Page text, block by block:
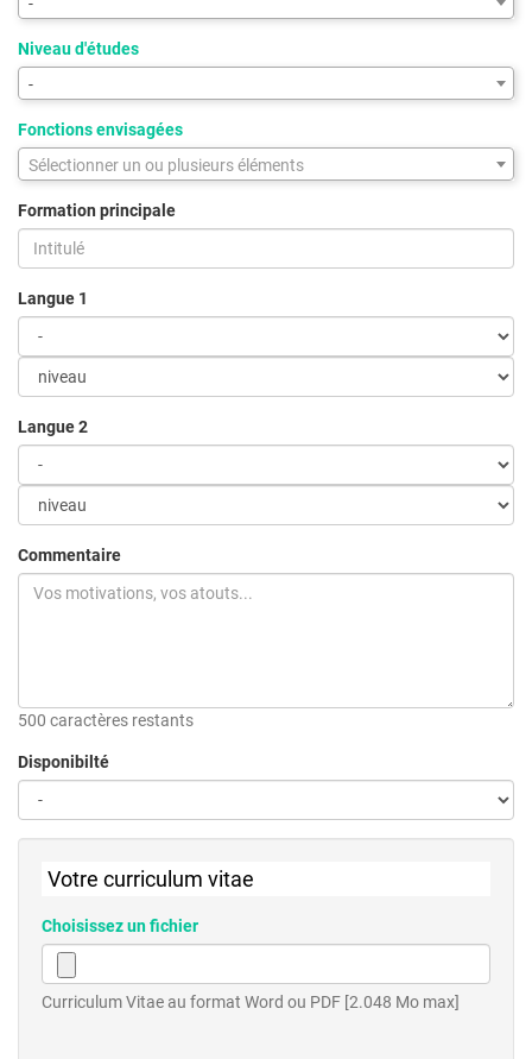
Niveau d'études
-
Fonctions envisagées
Sélectionner un ou plusieurs éléments
Formation principale
Langue 1
Langue 2
Commentaire
500 caractères restants
Disponibilté
Votre curriculum vitae
Choisissez un fichier
Curriculum Vitae au format Word ou PDF [2.048 Mo max]